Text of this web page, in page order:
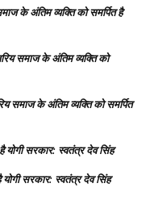
के अंतिम व्यक्ति को समर्पित है
समाज के अंतिम व्यक्ति को
समाज के अंतिम व्यक्ति को समर्पित
योगी सरकार: स्वतंत्र देव सिंह
योगी सरकार: स्वतंत्र देव सिंह